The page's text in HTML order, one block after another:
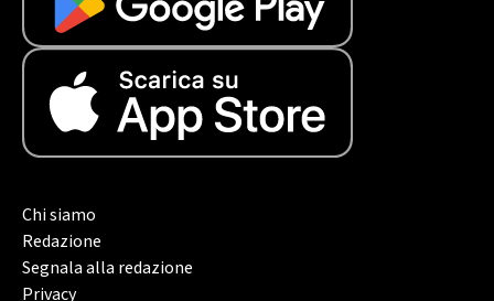
Chi siamo
Redazione
Segnala alla redazione
Privacy